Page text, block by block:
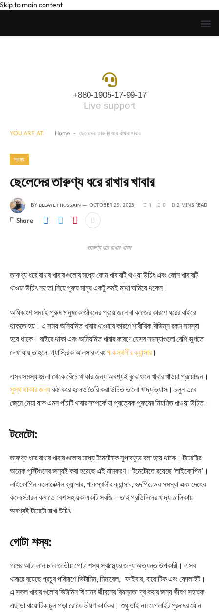
Skip to main content
+880-1905-17-99-17
Live support
YOU ARE AT: Home - ছেলেদের তারুণ্য ধরে রাখার খাবার
স্বাস্থ্য
ছেলেদের তারুণ্য ধরে রাখার খাবার
BY BELAYET HOSSAIN OCTOBER 29, 2023 1 0 2 MINS READ
Share
তারুণ্য ধরে রাখার খাবার
তারুণ্য ধরে রাখার খাবার গুলোর মধ্যে কোন খাবারটি খাওয়া উচিৎ এবং কোন খাবারটি
খাওয়া উচিৎ নয় তা নিয়ে পুরুষ মানুষ একটু কমই মাথা ঘামিয়ে থকেন।
অধিকাংশ সময়ই পুরুষ মানুষকে জীবনের প্রয়োজনে বা কাজের কারণে ঘরের বাইরে
থাকতে হয়। এ সময় অনিয়মিত খাবার খাওয়ার কারণে শারীরিক বিভিন্ন রকম সমস্যা
হয়ে থাকে। বাইরে থাকা এবং অনিয়মিত খাবার কারণে যেসব সমস্যাগুলো বেশি ভুগতে
দেখা যায় তাহলো গ্যাস্ট্রিক আলসার এবংপাকস্থলীর ক্যান্সার।
এসব সমস্যাগুলো থেকে বেঁচে থাকার জন্য অবশ্যই বুঝে শুনে খাবার খাওয়া প্রয়োজন।
সুস্থ থাকার জন্যকষ্ট করে হলেও তৈরি করা উচিত ভালো খাদ্যাভ্যাস। চলুন তবে
জেনে নেয়া যাক এমন পাঁচটি খাবার সম্পর্কে যা প্রত্যেক পুরুষের নিয়মিত খাওয়া উচিত।
টমেটো:
তারুণ্য ধরে রাখার খাবার গুলোর মধ্যে টমেটোকে সুপারফুড বলা হয়ে থাকে। টমেটোর
অনেক পুস্টিগুনের জন্যই করা হয়েছে এই নামকরণ। টমেটোতে রয়েছে ‘লাইকোপিন’।
লাইকোপিন কলোরেক্টাল ক্যান্সার, পাকস্থলীর ক্যান্সার, হৃদপিণ্ডের সমস্যা এবং দেহের
কলেস্টোরল কমাতে বেশ সহায়ক একটি সবজি। তাই প্রতিদিনের খাদ্য তালিকায়
অবশ্যই টমেটো রাখা উচিৎ।
গোটা শস্য:
গমের আটা লাল চাল জাতীয় গোটা শস্য স্বাস্থ্যের জন্য অত্যন্ত উপকারী। এসব
খাবারে রয়েছে প্রচুর পরিমাণে ভিটামিন, মিনারেল, ফাইবার, বায়োটিক এবং ফোলাইট।
এ সকল খাবার গুলোর ভিটামিন বি মানব জীবনের বিষন্নতা দূর করার জন্য ভীষণ সহায়ক
এছাড়া বায়োটিক চুল পড়া রোধে ভীষণ কার্যকর। শুধু তাই নয় ফোলাইট পুরুষের যৌন